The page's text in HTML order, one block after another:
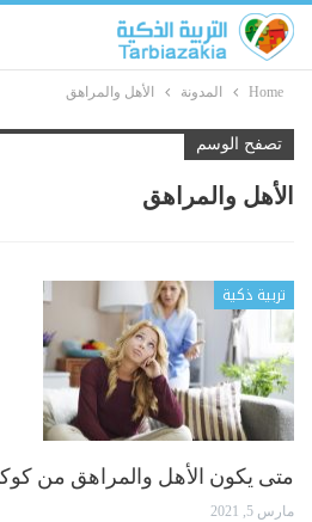
Home المدونة الأهل والمراهق
تصفح الوسم
الأهل والمراهق
تربية ذكية
متى يكون الأهل والمراهق من
مارس 5, 2021